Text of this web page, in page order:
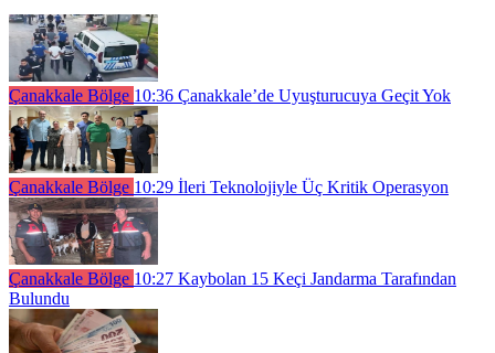
Çanakkale Bölge 10:36 Çanakkale’de Uyuşturucuya Geçit Yok
Çanakkale Bölge 10:29 İleri Teknolojiyle Üç Kritik Operasyon
Çanakkale Bölge 10:27 Kaybolan 15 Keçi Jandarma Tarafından
Bulundu